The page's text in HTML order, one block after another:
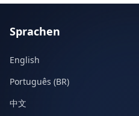
Sprachen
English
Português (BR)
中文